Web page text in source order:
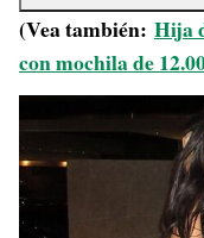
(Vea también: Hija
con mochila de